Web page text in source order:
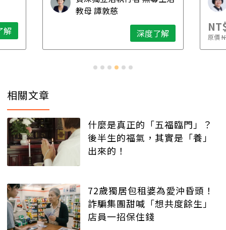
解
想清楚！
教母 譚敦慈
深度了解
原價
相關文章
什麼是真正的「五福臨門」？
後半生的福氣，其實是「養」
出來的！
72歲獨居包租婆為愛沖昏頭！
詐騙集團甜喊「想共度餘生」
店員一招保住錢